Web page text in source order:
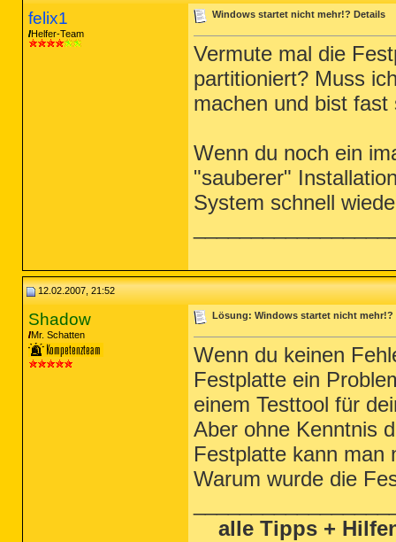
felix1
Helfer-Team
Windows startet nicht mehr!? Details
Vermute mal die
partitioniert? Muss
machen und bist fast
Wenn du noch ein
"sauberer"
System schnell
12.02.2007, 21:52
Shadow
Mr. Schatten
Lösung: Windows startet nicht mehr!?
Wenn du keinen
Festplatte ein
einem Testtool für
Aber ohne Kenntnis
Festplatte kann man
Warum wurde die
alle Tipps +